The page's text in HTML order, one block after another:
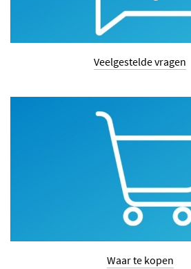
Veelgestelde vragen
Waar te kopen